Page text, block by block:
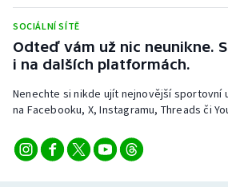
SOCIÁLNÍ SÍTĚ
Odteď vám už nic neunikne.
i na dalších platformách.
Nenechte si nikde ujít nejnovější sportovní
na Facebooku, X, Instagramu, Threads či